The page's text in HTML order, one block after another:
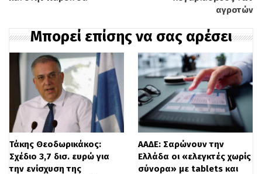
Γραφείου Ασύλου Σάμου, του
Περιφερειακού Γραφείου Ασύλου Χίου,
του Περιφερειακού Γραφείου Ασύλου
Ηρακλείου-Κρήτης, του Περιφερειακού
Γραφείου Ασύλου Λέρου και του
Αυτοτελούς Κλιμακίου Ασύλου Κω, στο
πλαίσιο υλοποίησης της
δράσης«Ενίσχυση της Διαδικασίας
αγροτών
Μπορεί επίσης να σας αρέσει
Τάκης Θεοδωρικάκος:
Σχέδιο 3,7 δισ. ευρώ για
την ενίσχυση της
ΑΑΔΕ: Σαρώνουν την
Ελλάδα οι «ελεγκτές χωρίς
σύνορα» με tablets και